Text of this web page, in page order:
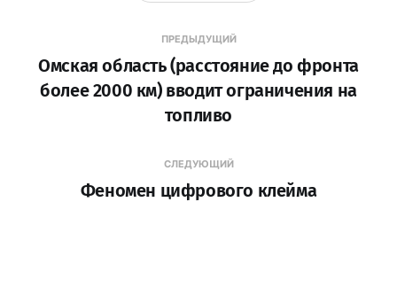
ПРЕДЫДУЩИЙ
Омская область (расстояние до фронта
более 2000 км) вводит ограничения на
топливо
СЛЕДУЮЩИЙ
Феномен цифрового клейма